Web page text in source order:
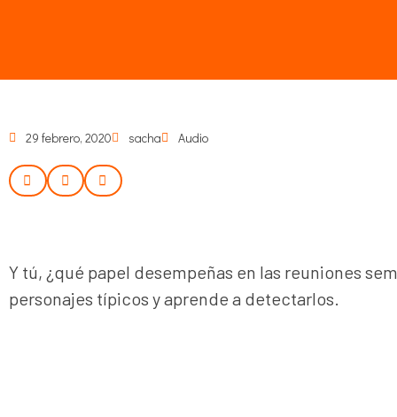
29 febrero, 2020 sacha Audio
Y tú, ¿qué papel desempeñas en las reuniones
personajes típicos y aprende a detectarlos.